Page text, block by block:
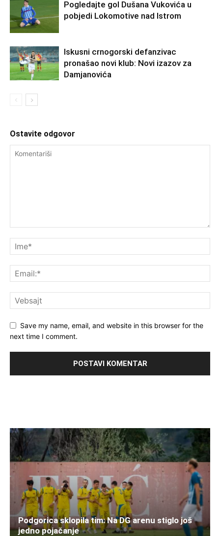
Pogledajte gol Dušana Vukovića u
pobjedi Lokomotive nad Istrom
Iskusni crnogorski defanzivac
pronašao novi klub: Novi izazov za
Damjanovića
Ostavite odgovor
Save my name, email, and website in this browser for the
next time I comment.
Podgorica sklopila tim: Na DG arenu stiglo još
jedno pojačanje